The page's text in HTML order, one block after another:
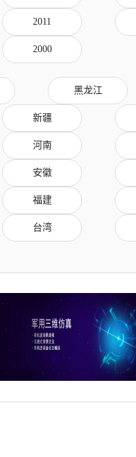
2011
2000
黑龙江
新疆
河南
安徽
福建
台湾